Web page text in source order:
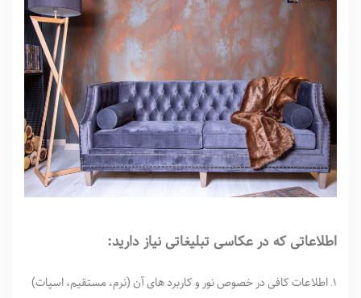
اطلاعاتی که در عکاسی تبلیغاتی نیاز دارید:
اطلاعات کافی در خصوص نور و کاربرد های آن (نرم، مستقیم، اسپات)